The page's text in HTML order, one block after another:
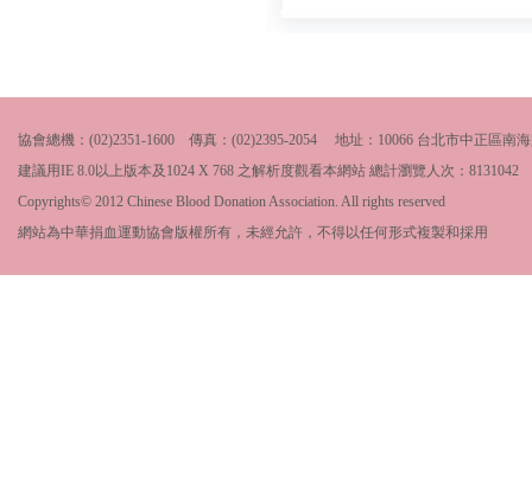
協會總機：(02)2351-1600 傳真：(02)2395-2054 地址：10066 台北市中正區南
建議用IE 8.0以上版本及1024 X 768 之解析度觀看本網站 總計瀏覽人次： 8131042
Copyrights© 2012 Chinese Blood Donation Association. All rights reserved
網站為中華捐血運動協會版權所有，未經允許，不得以任何形式複製和採用